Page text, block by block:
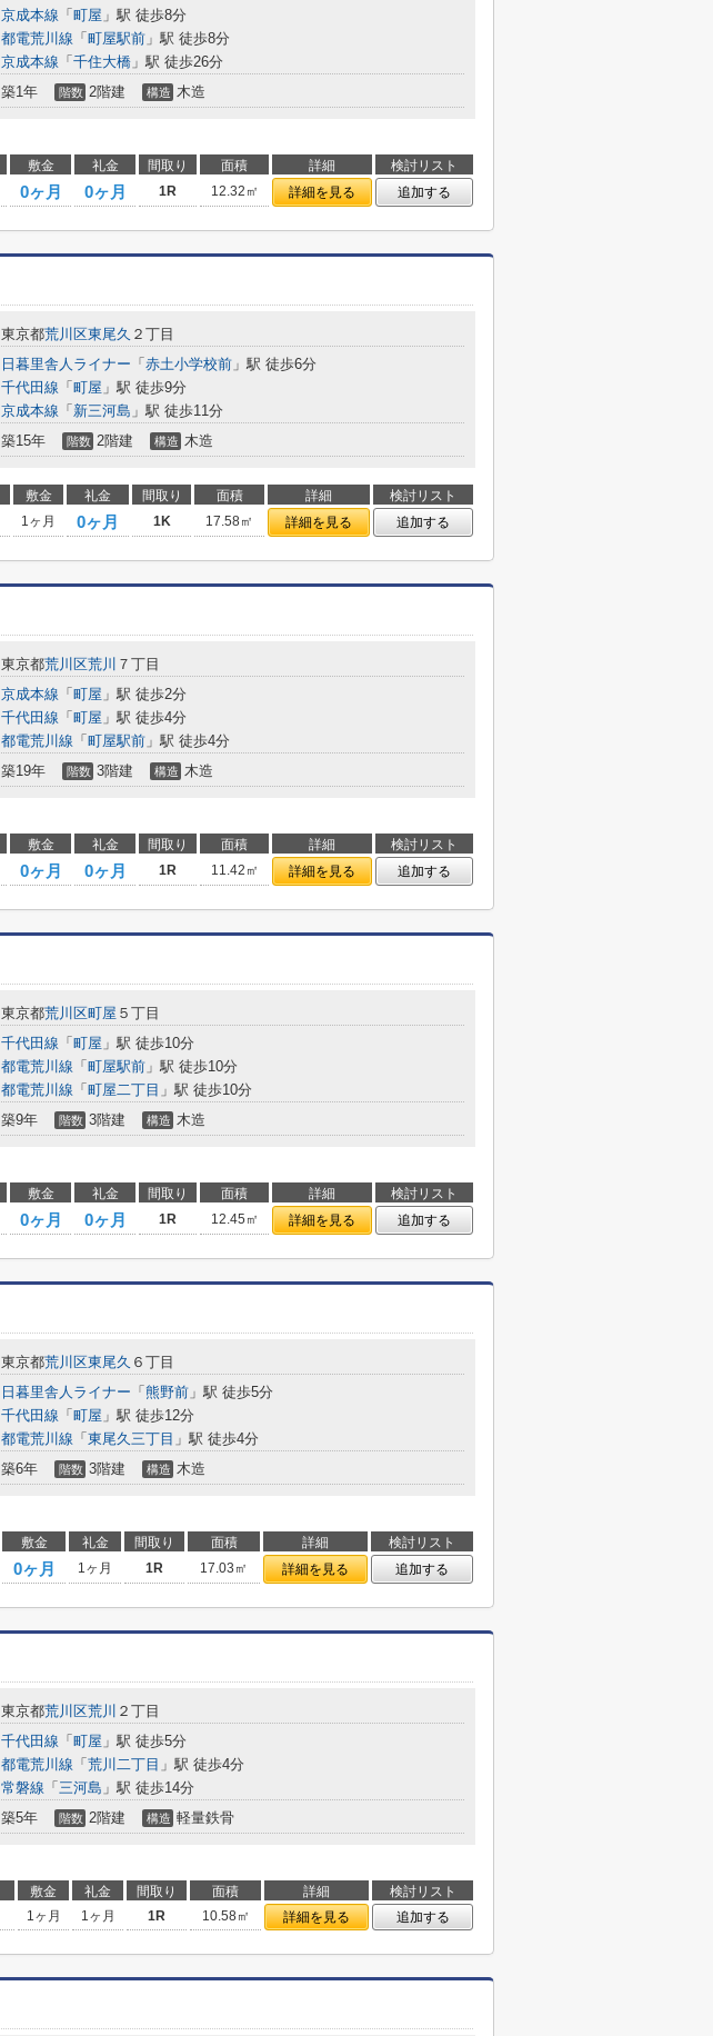
京成本線 「 町屋 」駅 徒歩8分
都電荒川線 「 町屋駅前 」駅 徒歩8分
京成本線 「 千住大橋 」駅 徒歩26分
築1年 階数 2階建 構造 木造
敷金 礼金 間取り 面積 詳細
検討リスト
0ヶ月 0ヶ月 1R 12.32㎡ 詳細を見る 追加する
東京都荒川区東尾久 ２丁目
日暮里舎人ライナー 「 赤土小学校前 」駅 徒歩6分
千代田線 「 町屋 」駅 徒歩9分
京成本線 「 新三河島 」駅 徒歩11分
築15年 階数 2階建 構造 木造
敷金 礼金 間取り 面積 詳細
検討リスト
1ヶ月 0ヶ月 1K 17.58㎡ 詳細を見る 追加する
東京都荒川区荒川 ７丁目
京成本線 「 町屋 」駅 徒歩2分
千代田線 「 町屋 」駅 徒歩4分
都電荒川線 「 町屋駅前 」駅 徒歩4分
築19年 階数 3階建 構造 木造
敷金 礼金 間取り 面積 詳細
検討リスト
0ヶ月 0ヶ月 1R 11.42㎡ 詳細を見る 追加する
東京都荒川区町屋 ５丁目
千代田線 「 町屋 」駅 徒歩10分
都電荒川線 「 町屋駅前 」駅 徒歩10分
都電荒川線 「 町屋二丁目 」駅 徒歩10分
築9年 階数 3階建 構造 木造
敷金 礼金 間取り 面積 詳細
検討リスト
0ヶ月 0ヶ月 1R 12.45㎡ 詳細を見る 追加する
東京都荒川区東尾久 ６丁目
日暮里舎人ライナー 「 熊野前 」駅 徒歩5分
千代田線 「 町屋 」駅 徒歩12分
都電荒川線 「 東尾久三丁目 」駅 徒歩4分
築6年 階数 3階建 構造 木造
敷金 礼金 間取り 面積 詳細
検討リスト
0ヶ月 1ヶ月 1R 17.03㎡ 詳細を見る 追加する
東京都荒川区荒川 ２丁目
千代田線 「 町屋 」駅 徒歩5分
都電荒川線 「 荒川二丁目 」駅 徒歩4分
常磐線 「 三河島 」駅 徒歩14分
築5年 階数 2階建 構造 軽量鉄骨
敷金 礼金 間取り 面積 詳細
検討リスト
1ヶ月 1ヶ月 1R 10.58㎡ 詳細を見る 追加する